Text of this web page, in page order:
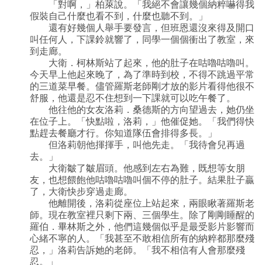
「對啊，」柏萊說。「我絕不會讓幾個納粹嚇得我
假裝自己什麼也看不到，什麼也聽不到。」
還有好幾個人舉手要發言，但班恩還沒來得及開口
叫任何人，下課鈴就響了，同學一個個衝出了教室，來
到走廊。
大衛．柯林斯站了起來，他的肚子在咕嚕咕嚕叫。
今天早上他起來晚了，為了準時到校，不得不跳過平常
的三道菜早餐。儘管羅斯老師剛才放的影片看得他很不
舒服，他還是忍不住想到一下課就可以吃午餐了。
他往他的女友洛莉．桑德斯的方向望過去，她仍坐
在位子上。「快點啦，洛莉，」他催促她。「我們得快
點趕去餐廳才行。你知道隊伍會排得多長。」
但洛莉朝他揮揮手，叫他先走。「我待會兒再過
去。」
大衛皺了皺眉頭。他感到左右為難，既想等女朋
友，也想餵飽他咕嚕咕嚕叫個不停的肚子。結果肚子贏
了，大衛快步穿過走廊。
他離開後，洛莉從座位上站起來，兩眼瞅著羅斯老
師。現在教室裡只剩下兩、三個學生。除了剛剛睡醒的
羅伯．畢林斯之外，他們這幾個似乎是最受影片影響而
心緒不寧的人。「我甚至不敢相信所有的納粹都那麼殘
忍，」洛莉告訴她的老師。「我不相信有人會那麼殘
忍。」